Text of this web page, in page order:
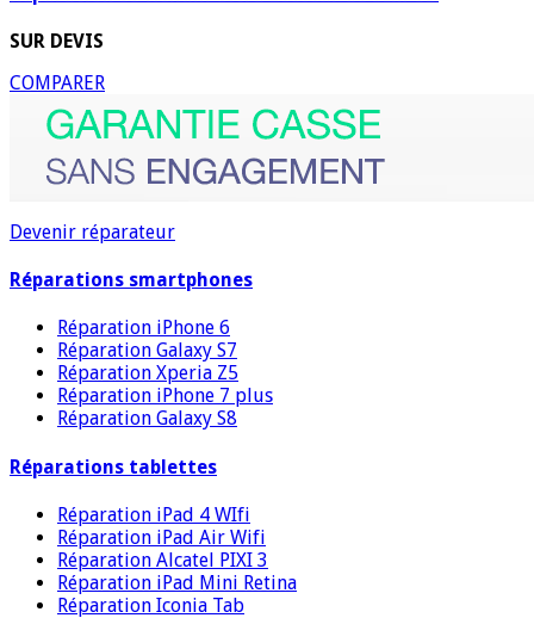
SUR DEVIS
COMPARER
Devenir réparateur
Réparations smartphones
Réparation iPhone 6
Réparation Galaxy S7
Réparation Xperia Z5
Réparation iPhone 7 plus
Réparation Galaxy S8
Réparations tablettes
Réparation iPad 4 WIfi
Réparation iPad Air Wifi
Réparation Alcatel PIXI 3
Réparation iPad Mini Retina
Réparation Iconia Tab